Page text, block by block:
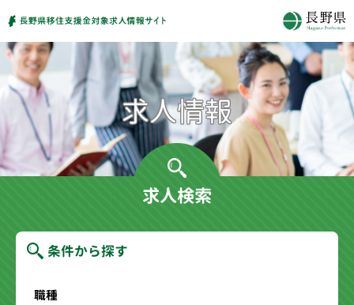
求人検索
条件から探す
職種